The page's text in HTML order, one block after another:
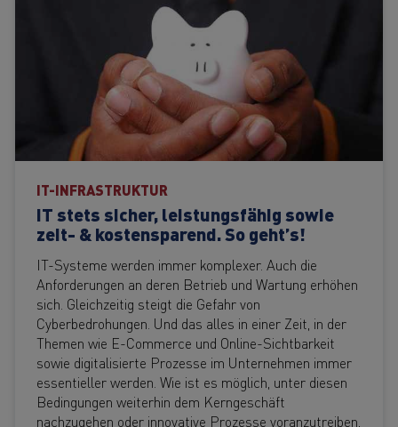
IT-INFRASTRUKTUR
IT stets sicher, leistungsfähig sowie
zeit- & kostensparend. So geht’s!
IT-Systeme werden immer komplexer. Auch die
Anforderungen an deren Betrieb und Wartung erhöhen
sich. Gleichzeitig steigt die Gefahr von
Cyberbedrohungen. Und das alles in einer Zeit, in der
Themen wie E-Commerce und Online-Sichtbarkeit
sowie digitalisierte Prozesse im Unternehmen immer
essentieller werden. Wie ist es möglich, unter diesen
Bedingungen weiterhin dem Kerngeschäft
nachzugehen oder innovative Prozesse voranzutreiben,